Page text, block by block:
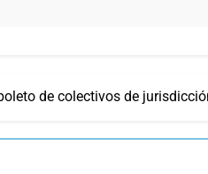
de colectivos de